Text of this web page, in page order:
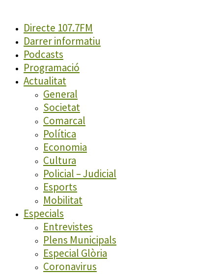
Directe 107.7FM
Darrer informatiu
Podcasts
Programació
Actualitat
General
Societat
Comarcal
Política
Economia
Cultura
Policial – Judicial
Esports
Mobilitat
Especials
Entrevistes
Plens Municipals
Especial Glòria
Coronavirus